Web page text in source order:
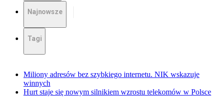
Najnowsze
Tagi
Miliony adresów bez szybkiego internetu. NIK wskazuje
winnych
Hurt staje się nowym silnikiem wzrostu telekomów w Polsce